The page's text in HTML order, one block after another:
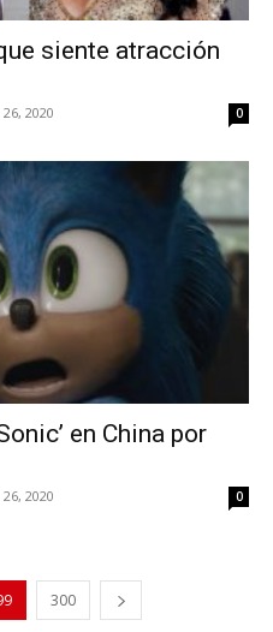
siente atracción
2020 0
en China por
2020 0
300